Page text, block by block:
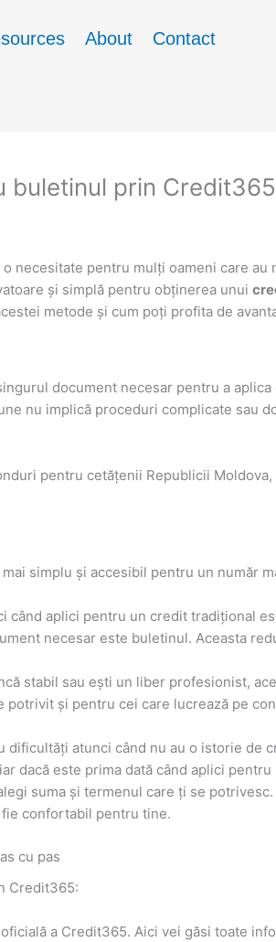
About Contact
prin
necesitate pentru mulți oameni care
și simplă pentru obținerea unui
metode și cum poți profita de
document necesar pentru a
nu implică proceduri complicate sau
pentru cetățenii Republicii
simplu și accesibil pentru un număr
când aplici pentru un credit tradițional
necesar este buletinul. Aceasta
stabil sau ești un liber profesionist,
și pentru cei care lucrează pe
dificultăți atunci când nu au o istorie de
dacă este prima dată când aplici pentru
suma și termenul care ți se
confortabil pentru tine.
cu pas
Credit365:
a Credit365. Aici vei găsi toate